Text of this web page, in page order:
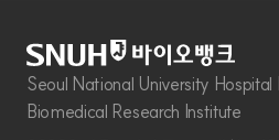
Seoul National University Hospital
Biomedical Research Institute